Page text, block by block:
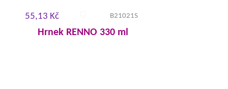
55,13 Kč B21021S
Hrnek RENNO 330 ml